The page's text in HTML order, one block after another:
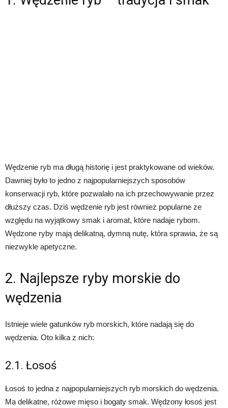
Wędzenie ryb ma długą historię i jest praktykowane od wieków.
Dawniej było to jedno z najpopularniejszych sposobów
konserwacji ryb, które pozwalało na ich przechowywanie przez
dłuższy czas. Dziś wędzenie ryb jest również popularne ze
względu na wyjątkowy smak i aromat, które nadaje rybom.
Wędzone ryby mają delikatną, dymną nutę, która sprawia, że są
niezwykle apetyczne.
2. Najlepsze ryby morskie do
wędzenia
Istnieje wiele gatunków ryb morskich, które nadają się do
wędzenia. Oto kilka z nich:
2.1. Łosoś
Łosoś to jedna z najpopularniejszych ryb morskich do wędzenia.
Ma delikatne, różowe mięso i bogaty smak. Wędzony łosoś jest